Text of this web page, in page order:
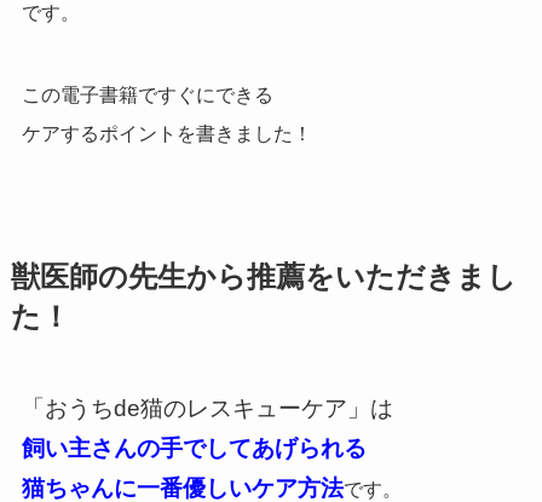
です。
この電子書籍ですぐにできる
ケアするポイントを書きました！
獣医師の先生から推薦をいただきまし
た！
「おうちde猫のレスキューケア」は
飼い主さんの手でしてあげられる
猫ちゃんに一番優しいケア方法です。